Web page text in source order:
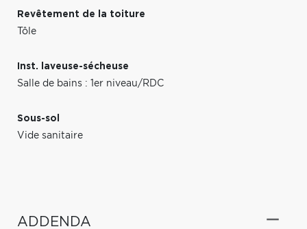
Revêtement de la toiture
Tôle
Inst. laveuse-sécheuse
Salle de bains : 1er niveau/RDC
Sous-sol
Vide sanitaire
ADDENDA